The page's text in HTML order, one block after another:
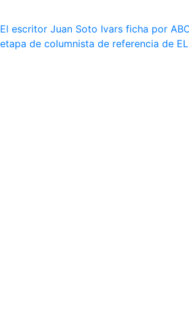
El escritor Juan Soto Ivars ficha por
etapa de columnista de referencia de EL